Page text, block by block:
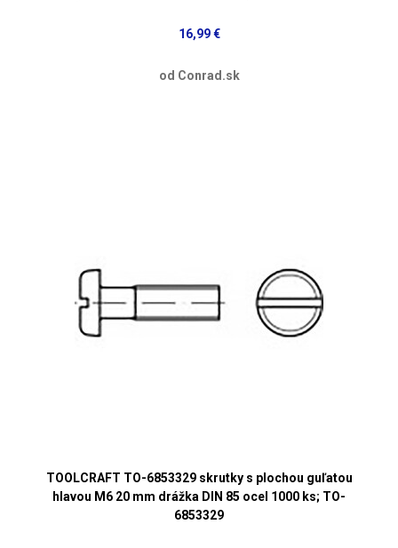
16,99 €
od Conrad.sk
TOOLCRAFT TO-6853329 skrutky s plochou guľatou
hlavou M6 20 mm drážka DIN 85 ocel 1000 ks; TO-
6853329